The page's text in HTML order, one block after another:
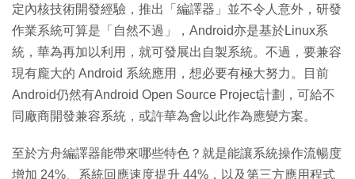
定內核技術開發經驗，推出「編譯器」並不令人意外，研發
作業系統可算是「自然不過」，Android亦是基於Linux系
統，華為再加以利用，就可發展出自製系統。不過，要兼容
現有龐大的 Android 系統應用，想必要有極大努力。目前
Android仍然有Android Open Source Project計劃，可給不
同廠商開發兼容系統，或許華為會以此作為應變方案。
至於方舟編譯器能帶來哪些特色？就是能讓系統操作流暢度
增加 24%、系統回應速度提升 44%，以及第三方應用程式